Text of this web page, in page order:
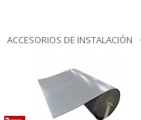
ACCESORIOS DE INSTALACIÓN